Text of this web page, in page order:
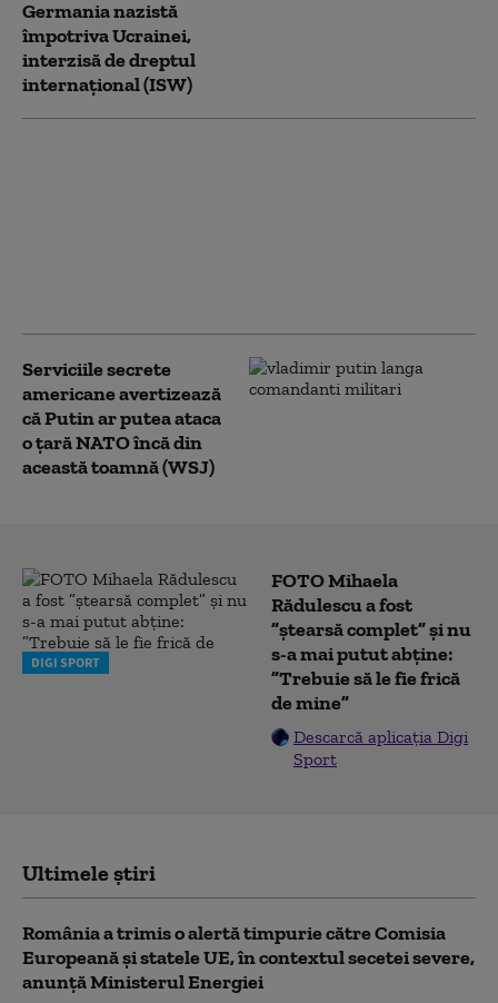
Germania nazistă
împotriva Ucrainei,
interzisă de dreptul
internațional (ISW)
Serviciile secrete
americane avertizează
că Putin ar putea ataca
o țară NATO încă din
această toamnă (WSJ)
DIGI SPORT
FOTO Mihaela
Rădulescu a fost
”ștearsă complet” și nu
s-a mai putut abține:
”Trebuie să le fie frică
de mine”
Descarcă aplicația Digi
Sport
Ultimele știri
România a trimis o alertă timpurie către Comisia
Europeană și statele UE, în contextul secetei severe,
anunță Ministerul Energiei